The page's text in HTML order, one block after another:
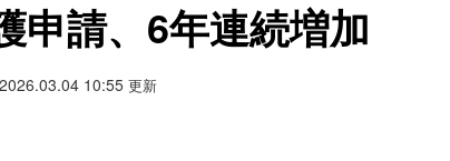
申請、6年連続増加
10:55 更新